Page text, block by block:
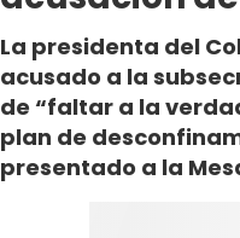
La presidenta del
acusado a la
de “faltar a la
plan de
presentado a la